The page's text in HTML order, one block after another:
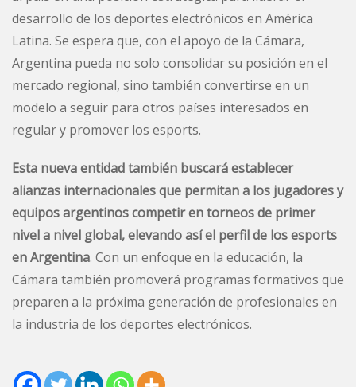
desarrollo de los deportes electrónicos en América
Latina. Se espera que, con el apoyo de la Cámara,
Argentina pueda no solo consolidar su posición en el
mercado regional, sino también convertirse en un
modelo a seguir para otros países interesados en
regular y promover los esports.
Esta nueva entidad también buscará establecer
alianzas internacionales que permitan a los jugadores y
equipos argentinos competir en torneos de primer
nivel a nivel global, elevando así el perfil de los esports
en Argentina. Con un enfoque en la educación, la
Cámara también promoverá programas formativos que
preparen a la próxima generación de profesionales en
la industria de los deportes electrónicos.